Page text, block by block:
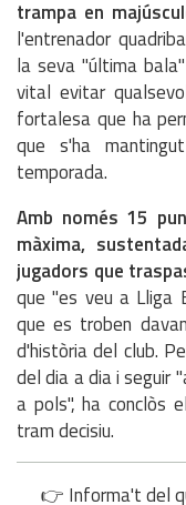
trampa en
l'entrenador
la seva "última
vital evitar
fortalesa que ha
que s'ha
temporada.
Amb només 15
màxima,
jugadors que
que "es veu a Lliga
que es troben
d'història del club.
del dia a dia i seguir
a pols", ha conclòs
tram decisiu.
👉 Informa't del